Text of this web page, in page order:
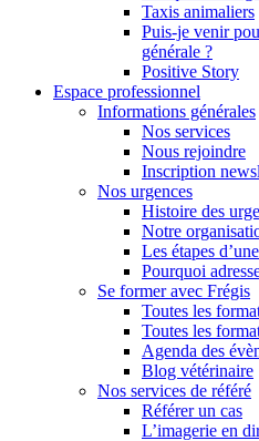
Taxis animaliers
Puis-je venir
générale ?
Positive Story
Espace professionnel
Informations générales
Nos services
Nous rejoindre
Inscription
Nos urgences
Histoire des
Notre
Les étapes
Pourquoi
Se former avec Frégis
Toutes les
Toutes les
Agenda des
Blog vétérinaire
Nos services de référé
Référer un cas
L’imagerie en